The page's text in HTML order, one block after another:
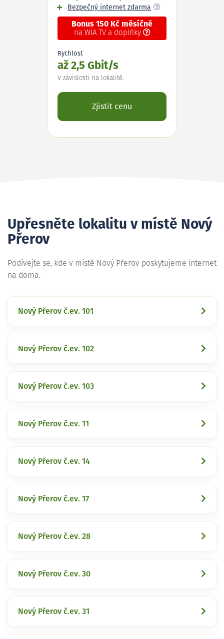
Bezpečný internet zdarma
Bonus 150 Kč měsíčně
na WIA TV a doplňky
Rychlost
až 2,5 Gbit/s
V závislosti na lokalitě.
Zjistit cenu
Upřesněte lokalitu v místě Nový
Přerov
Podívejte se, kde v místě Nový Přerov poskytujeme internet
na doma.
Nový Přerov č.ev. 101
Nový Přerov č.ev. 102
Nový Přerov č.ev. 103
Nový Přerov č.ev. 11
Nový Přerov č.ev. 14
Nový Přerov č.ev. 17
Nový Přerov č.ev. 28
Nový Přerov č.ev. 30
Nový Přerov č.ev. 31